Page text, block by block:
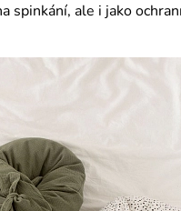
spinkání, ale i jako